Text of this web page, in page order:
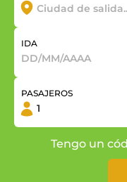
IDA
PASAJEROS
Tengo un